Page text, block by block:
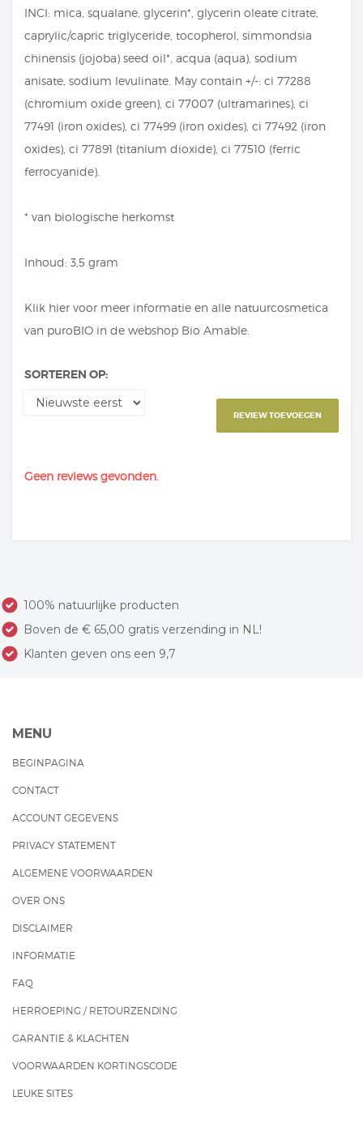
INCI: mica, squalane, glycerin*, glycerin oleate citrate,
caprylic/capric triglyceride, tocopherol, simmondsia
chinensis (jojoba) seed oil*, acqua (aqua), sodium
anisate, sodium levulinate. May contain +/-: ci 77288
(chromium oxide green), ci 77007 (ultramarines), ci
77491 (iron oxides), ci 77499 (iron oxides), ci 77492 (iron
oxides), ci 77891 (titanium dioxide), ci 77510 (ferric
ferrocyanide).
* van biologische herkomst
Inhoud: 3,5 gram
Klik hier voor meer informatie en alle natuurcosmetica
van puroBIO in de webshop Bio Amable.
SORTEREN OP:
REVIEW TOEVOEGEN
Geen reviews gevonden.
100% natuurlijke producten
Boven de € 65,00 gratis verzending in NL!
Klanten geven ons een 9,7
MENU
BEGINPAGINA
CONTACT
ACCOUNT GEGEVENS
PRIVACY STATEMENT
ALGEMENE VOORWAARDEN
OVER ONS
DISCLAIMER
INFORMATIE
FAQ
HERROEPING / RETOURZENDING
GARANTIE & KLACHTEN
VOORWAARDEN KORTINGSCODE
LEUKE SITES